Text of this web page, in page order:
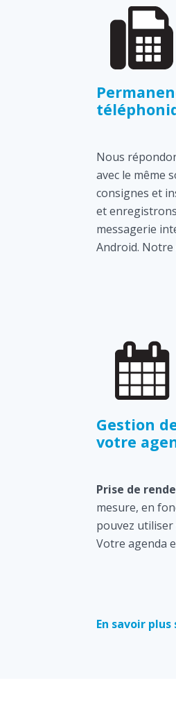
Nous
avec le même
consignes et
et
messagerie
Android. Notre
Gestion
votre
Prise de
mesure, en
pouvez
Votre agenda
En savoir